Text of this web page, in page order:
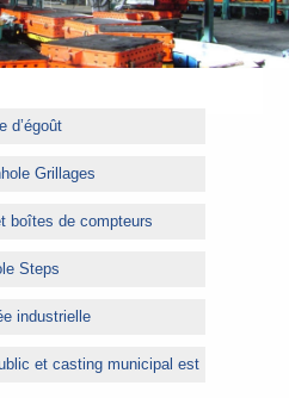
d’égoût
Grillages
boîtes de compteurs
Steps
industrielle
et casting municipal est